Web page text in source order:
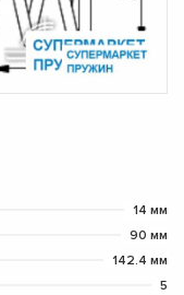
14 мм
90 мм
142.4 мм
5